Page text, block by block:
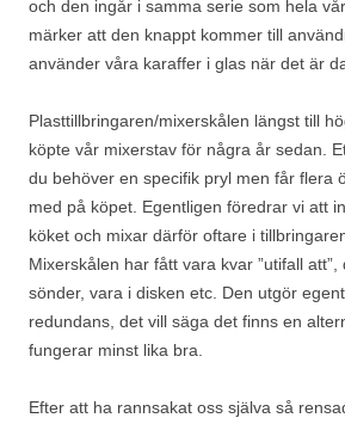
och den ingår i samma serie som hela
märker att den knappt kommer till
använder våra karaffer i glas när det är
Plasttillbringaren/mixerskålen längst till
köpte vår mixerstav för några år sedan.
du behöver en specifik pryl men får flera
med på köpet. Egentligen föredrar vi att
köket och mixar därför oftare i
Mixerskålen har fått vara kvar ”utifall
sönder, vara i disken etc. Den utgör
redundans, det vill säga det finns en
fungerar minst lika bra.
Efter att ha rannsakat oss själva så